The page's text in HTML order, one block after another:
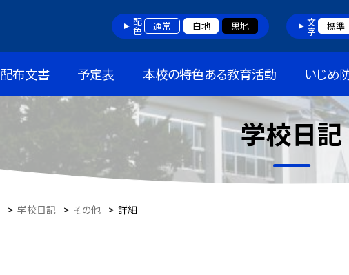
配色 通常 白地 黒地 文字 標準
配布文書 予定表 本校の特色ある教育活動 いじめ
学校日記
> 学校日記 > その他 > 詳細